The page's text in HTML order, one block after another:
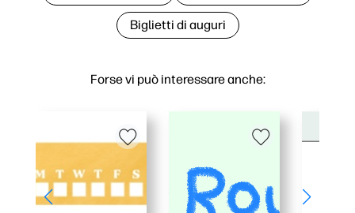
Forse vi può interessare anche:
Biglietti di auguri